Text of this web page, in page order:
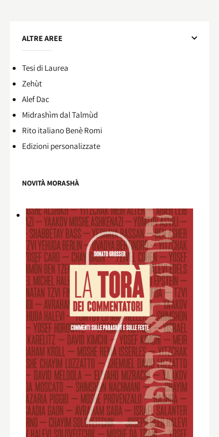
ALTRE AREE
Tesi di Laurea
Zehùt
Alef Dac
Midrashìm dal Talmùd
Rito italiano Benè Romi​
Edizioni personalizzate
NOVITÀ MORASHÀ